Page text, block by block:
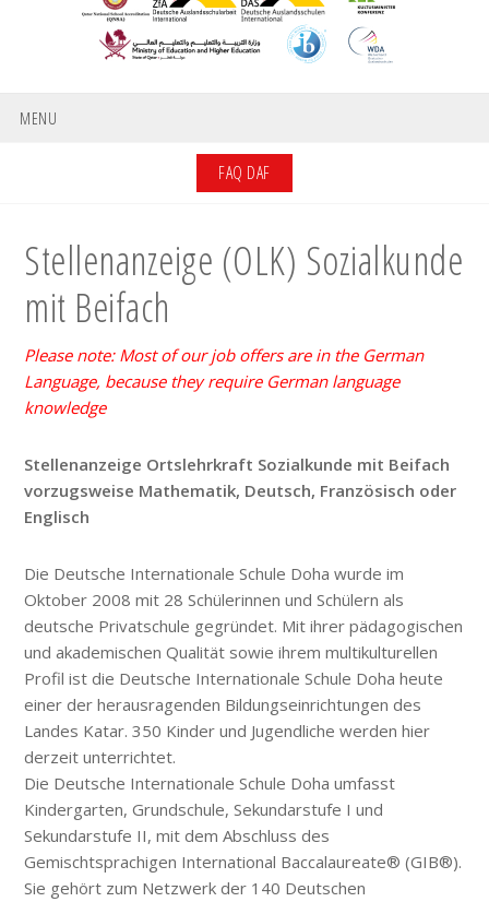
MENU
FAQ DAF
Stellenanzeige (OLK) Sozialkunde
mit Beifach
Please note: Most of our job offers are in the German
Language, because they require German language
knowledge
Stellenanzeige Ortslehrkraft Sozialkunde mit Beifach
vorzugsweise Mathematik, Deutsch, Französisch oder
Englisch
Die Deutsche Internationale Schule Doha wurde im
Oktober 2008 mit 28 Schülerinnen und Schülern als
deutsche Privatschule gegründet. Mit ihrer pädagogischen
und akademischen Qualität sowie ihrem multikulturellen
Profil ist die Deutsche Internationale Schule Doha heute
einer der herausragenden Bildungseinrichtungen des
Landes Katar. 350 Kinder und Jugendliche werden hier
derzeit unterrichtet.
Die Deutsche Internationale Schule Doha umfasst
Kindergarten, Grundschule, Sekundarstufe I und
Sekundarstufe II, mit dem Abschluss des
Gemischtsprachigen International Baccalaureate® (GIB®).
Sie gehört zum Netzwerk der 140 Deutschen